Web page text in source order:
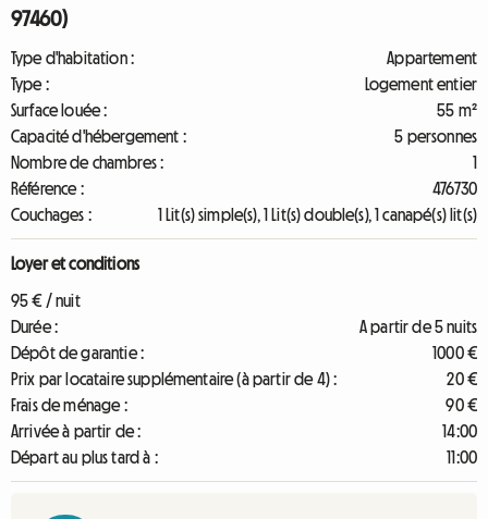
97460)
Type d'habitation :
Appartement
Type :
Logement entier
Surface louée :
55 m²
Capacité d'hébergement :
5 personnes
Nombre de chambres :
1
Référence :
476730
Couchages :
1 Lit(s) simple(s), 1 Lit(s) double(s), 1 canapé(s) lit(s)
Loyer et conditions
95 € / nuit
Durée :
A partir de 5 nuits
Dépôt de garantie :
1000 €
Prix par locataire supplémentaire (à partir de 4) :
20 €
Frais de ménage :
90 €
Arrivée à partir de :
14:00
Départ au plus tard à :
11:00